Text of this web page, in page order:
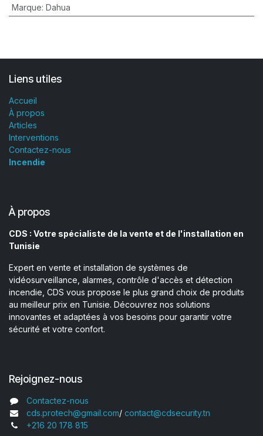
Marque: Dahua
Liens utiles
Accueil
À propos
Articles
Interventions
Contactez-nous
Incendie
À propos
CDS : Votre spécialiste de la vente et de l'installation en
Tunisie
Expert en vente et installation de systèmes de
vidéosurveillance, alarmes, contrôle d'accès et détection
incendie, CDS vous propose le plus grand choix de produits
au meilleur prix en Tunisie. Découvrez nos solutions
innovantes et adaptées à vos besoins pour garantir votre
sécurité et votre confort.
Rejoignez-nous
Contactez-nous
cds.protech@gmail.com/ contact@cdsecurity.tn
+216 20 178 815